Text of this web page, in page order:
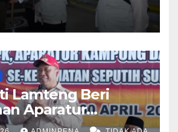
Lamteng Beri
Aparatur